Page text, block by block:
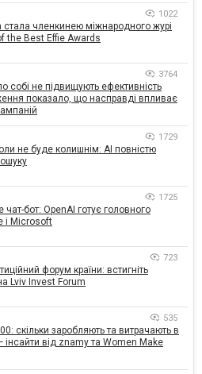
1022
стала членкинею міжнародного журі
the Best Effie Awards
3764
собі не підвищують ефективність
показало, що насправді впливає
1729
не буде колишнім: AI повністю
1725
чат-бот: OpenAI готує головного
і Microsoft
723
форум країни: встигніть
Lviv Invest Forum
535
скільки заробляють та витрачають в
інсайти від znamy та Women Make